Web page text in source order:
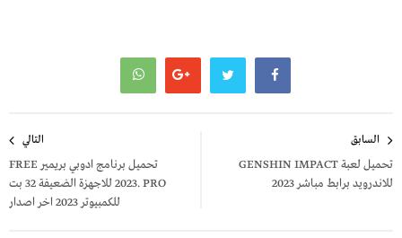
المقالات
السابق
تحميل لعبة GENSHIN IMPACT
للاندرويد برابط مباشر 2023
التالي
تحميل برنامج ادوبي بريمير FREE
2023. PRO للاجهزة الضعيفة 32 بت
للكمبيوتر 2023 اخر اصدار